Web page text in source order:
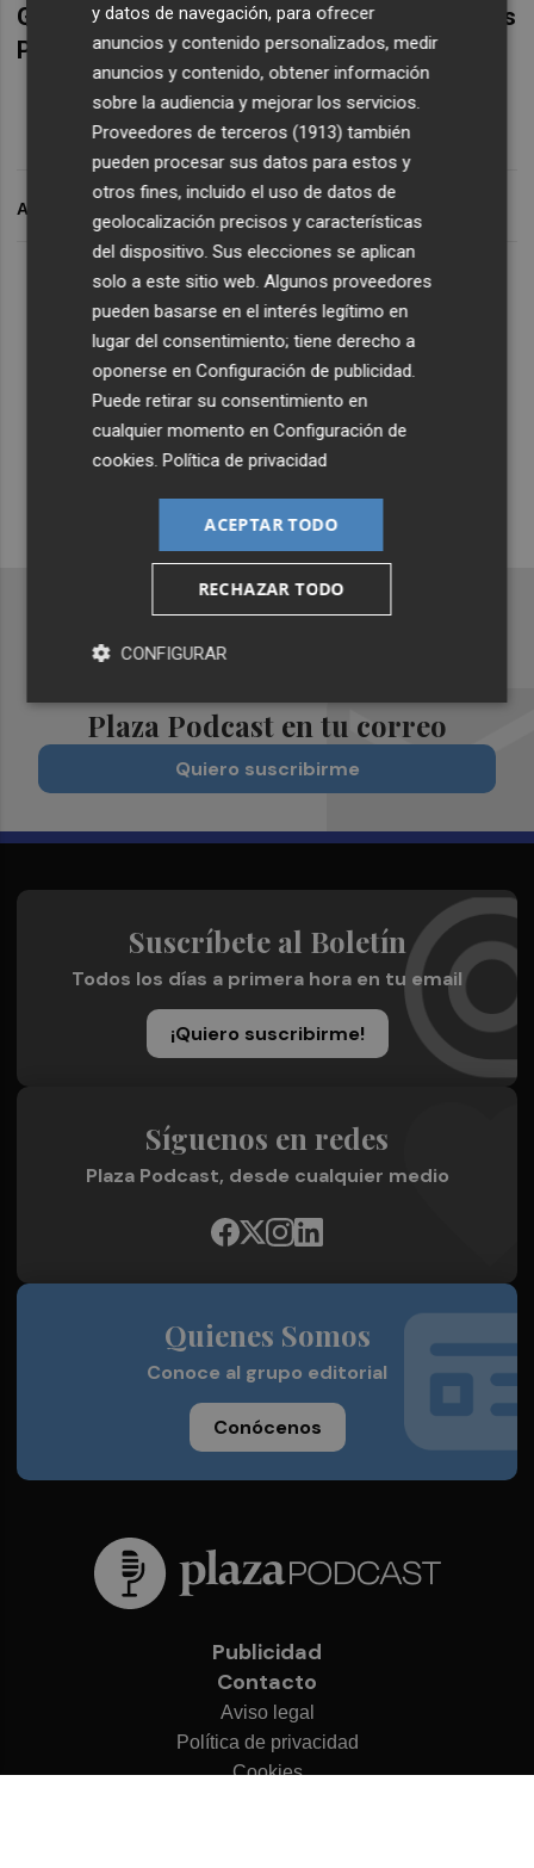
Lo Más Escuchado
Suscríbete al canal de
Whatsapp
Siempre al día de las últimas noticias
Gual
y los comentarios de Emilio Isierte
Luis
Pastor, Raúl Monfort y Alejandro Moll.
ARCHIVADO EN
Plaza Podcast en tu correo
Quiero suscribirme
Suscríbete al Boletín
Todos los días a primera hora en tu email
¡Quiero suscribirme!
Síguenos en redes
Plaza Podcast, desde cualquier medio
Quienes Somos
Conoce al grupo editorial
Conócenos
Publicidad
Contacto
Aviso legal
Política de privacidad
Cookies
y datos de navegación, para ofrecer
anuncios y contenido personalizados, medir
anuncios y contenido, obtener información
sobre la audiencia y mejorar los servicios.
Proveedores de terceros (1913) también
pueden procesar sus datos para estos y
otros fines, incluido el uso de datos de
geolocalización precisos y características
del dispositivo. Sus elecciones se aplican
solo a este sitio web. Algunos proveedores
pueden basarse en el interés legítimo en
lugar del consentimiento; tiene derecho a
oponerse enConfiguración de publicidad.
Puede retirar su consentimiento en
cualquier momento enConfiguración de
cookies.Política de privacidad
ACEPTAR TODO
RECHAZAR TODO
CONFIGURAR